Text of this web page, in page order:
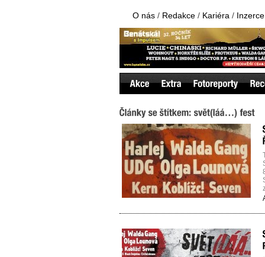
O nás / Redakce / Kariéra / Inzerce